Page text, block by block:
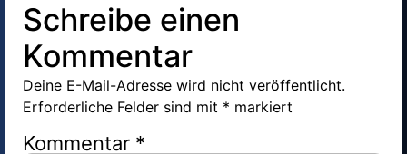
Schreibe einen
Kommentar
Deine E-Mail-Adresse wird nicht veröffentlicht.
Erforderliche Felder sind mit * markiert
Kommentar *